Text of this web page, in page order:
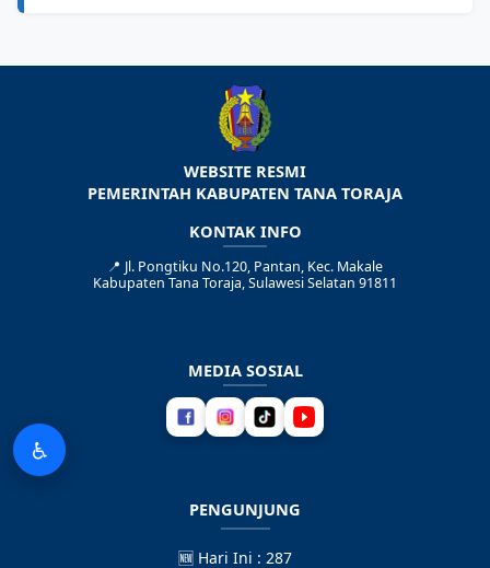
WEBSITE RESMI
PEMERINTAH KABUPATEN TANA TORAJA
KONTAK INFO
📍 Jl. Pongtiku No.120, Pantan, Kec. Makale
Kabupaten Tana Toraja, Sulawesi Selatan 91811
MEDIA SOSIAL
PENGUNJUNG
🆕 Hari Ini : 287
♿